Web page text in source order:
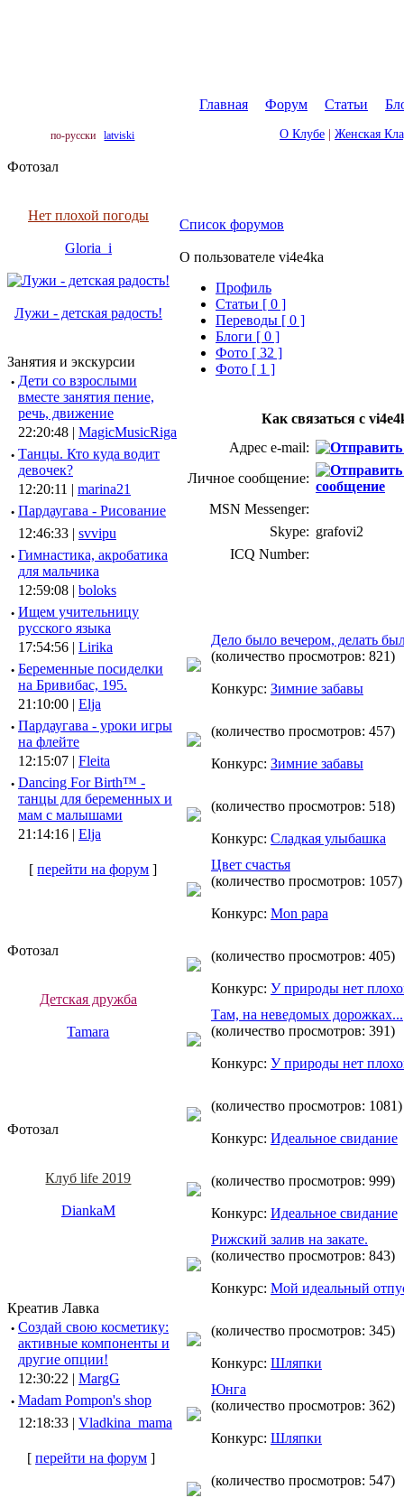
Главная Форум Статьи
по-русски latviski О Клубе Женская
Фотозал
Нет плохой погоды
Gloria_i
Лужи - детская радость!
Занятия и экскурсии
· Дети со взрослыми
вместе занятия пение,
речь, движение
22:20:48 | MagicMusicRiga
· Танцы. Кто куда водит
девочек?
12:20:11 | marina21
· Пардаугава - Рисование
12:46:33 | svvipu
· Гимнастика, акробатика
для мальчика
12:59:08 | boloks
· Ищем учительницу
русского языка
17:54:56 | Lirika
· Беременные посиделки
на Бривибас, 195.
21:10:00 | Elja
· Пардаугава - уроки игры
на флейте
12:15:07 | Fleita
· Dancing For Birth™ -
танцы для беременных и
мам с малышами
21:14:16 | Elja
[перейти на форум ]
Фотозал
Детская дружба
Tamara
Фотозал
Клуб life 2019
DiankaM
Креатив Лавка
· Создай свою косметику:
активные компоненты и
другие опции!
12:30:22 | MargG
· Madam Pompon's shop
12:18:33 | Vladkina_mama
[ перейти на форум ]
Список форумов
О пользователе vi4e4ka
Профиль
Cтатьи [ 0 ]
Переводы [ 0 ]
Блоги [ 0 ]
Фото [ 32 ]
Фото [ 1 ]
Как связаться с
Адрес e-mail:
Личное сообщение:
MSN Messenger:
Skype: grafovi2
ICQ Number:
Дело было вечером, делать
(количество просмотров: 821)
Конкурс: Зимние забавы
(количество просмотров: 457)
Конкурс: Зимние забавы
(количество просмотров: 518)
Конкурс: Сладкая улыбашка
Цвет счастья
(количество просмотров: 1057)
Конкурс: Mon papa
(количество просмотров: 405)
Конкурс: У природы нет
Там, на неведомых дорожках...
(количество просмотров: 391)
Конкурс: У природы нет
(количество просмотров: 1081)
Конкурс: Идеальное свидание
(количество просмотров: 999)
Конкурс: Идеальное свидание
Рижский залив на закате.
(количество просмотров: 843)
Конкурс: Мой идеальный
(количество просмотров: 345)
Конкурс: Шляпки
Юнга
(количество просмотров: 362)
Конкурс: Шляпки
(количество просмотров: 547)